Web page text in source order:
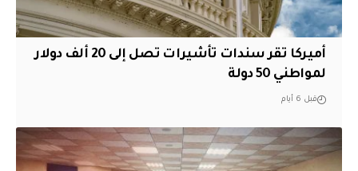
أميركا تقر سندات تأشيرات تصل إلى 20 ألف دولار
لمواطني 50 دولة
قبل 6 أيام